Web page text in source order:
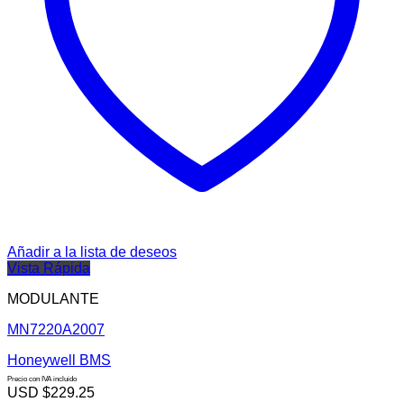
Añadir a la lista de deseos
Vista Rápida
MODULANTE
MN7220A2007
Honeywell BMS
Precio con IVA incluido
USD $229.25